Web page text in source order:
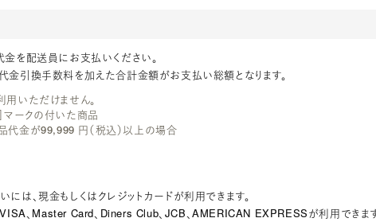
金を配送員にお支払いください。
金引換手数料を加えた合計金額がお支払い総額となります。
いただけません。
マークの付いた商品
代金が99,999 円（税込）以上の場合
は、現金もしくはクレジットカードが利用できます。
VISA、Master Card、Diners Club、JCB、AMERICAN EXPRESSが利用できます